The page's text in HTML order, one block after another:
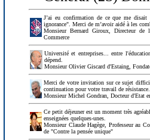
J’ai eu confirmation de ce que me disait
ignorance". Merci de m’avoir aidé à les
Monsieur Bernard Giroux, Directeur de
Commerce
Université et entreprises... entre
dépend.
Monsieur Olivier Giscard d'Estaing,
Merci de votre invitation sur ce sujet
continuation pour votre travail de
Monsieur Michel Gondran, Docteur d'Etat
Ce petit déjeuner est un moment très
enseignées quelques-unes.
Monsieur Claude Hagège, Professeur au
de "Contre la pensée unique"